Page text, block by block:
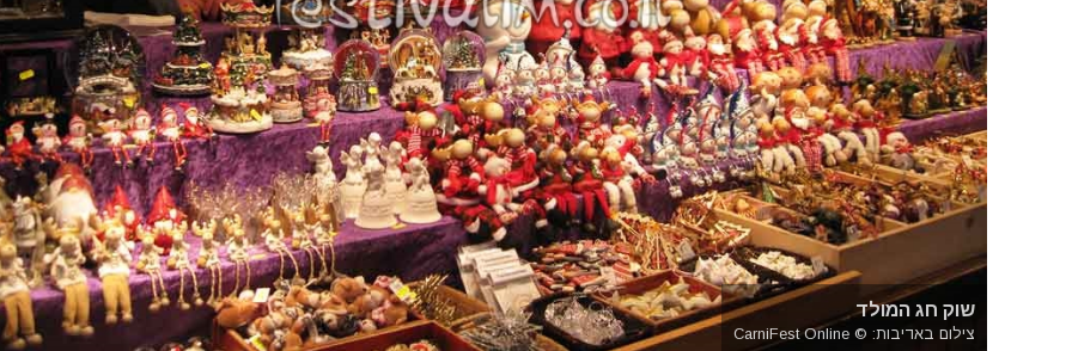
שוק חג המולד
צילום באדיבות: © CarniFest Online